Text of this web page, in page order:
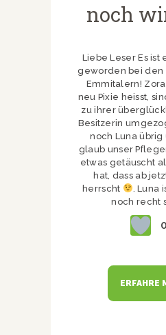
noch
Liebe Leser Es ist
geworden bei den
Emmitalern!
neu Pixie heisst,
zu ihrer
Besitzerin
noch Luna übrig
glaub unser
etwas getäuscht
hat, dass ab
herrscht
. Luna
noch recht
0
ERFAHRE